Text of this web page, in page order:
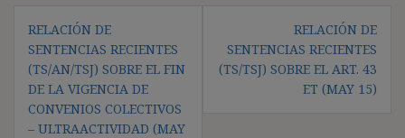
Navegación
de
entradas
RELACIÓN DE
SENTENCIAS RECIENTES
(TS/AN/TSJ) SOBRE EL FIN
DE LA VIGENCIA DE
CONVENIOS COLECTIVOS
– ULTRAACTIVIDAD (MAY
RELACIÓN DE
SENTENCIAS RECIENTES
(TS/TSJ) SOBRE EL ART. 43
ET (MAY 15)